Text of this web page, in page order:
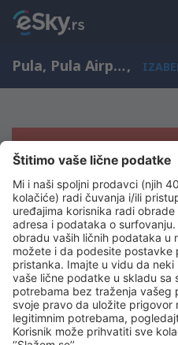
Pula, Pula Airport, Istra, Hrvatska (PUY),
Žao nam je, ne
rezultate
Pokušajte još jednom kad